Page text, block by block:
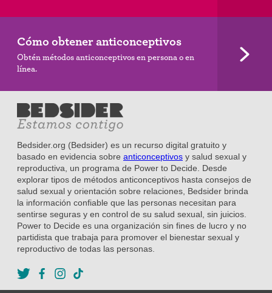
Cómo obtener anticonceptivos
Obtén métodos anticonceptivos en persona o en
línea.
Bedsider.org (Bedsider) es un recurso digital gratuito y
basado en evidencia sobre anticonceptivos y salud sexual y
reproductiva, un programa de Power to Decide. Desde
explorar tipos de métodos anticonceptivos hasta consejos de
salud sexual y orientación sobre relaciones, Bedsider brinda
la información confiable que las personas necesitan para
sentirse seguras y en control de su salud sexual, sin juicios.
Power to Decide es una organización sin fines de lucro y no
partidista que trabaja para promover el bienestar sexual y
reproductivo de todas las personas.